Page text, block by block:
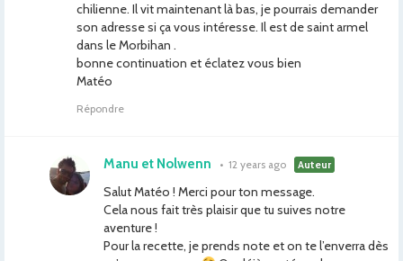
chilienne. Il vit maintenant là bas, je pourrais demander
son adresse si ça vous intéresse. Il est de saint armel
dans le Morbihan .
bonne continuation et éclatez vous bien
Matéo
Répondre
Manu et Nolwenn • 12 years ago Auteur
Salut Matéo ! Merci pour ton message.
Cela nous fait très plaisir que tu suives notre
aventure !
Pour la recette, je prends note et on te l’enverra dès